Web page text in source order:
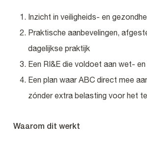
Inzicht in veiligheids- en
Praktische aanbevelingen,
dagelijkse praktijk
Een RI&E die voldoet aan wet-
Een plan waar ABC direct mee
zónder extra belasting voor het
Waarom dit werkt